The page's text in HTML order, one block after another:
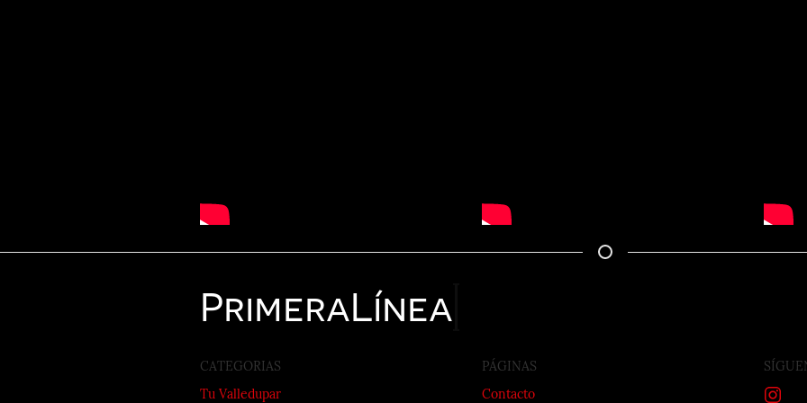
PrimeraLínea
CATEGORIAS
Tu Valledupar
PÁGINAS
Contacto